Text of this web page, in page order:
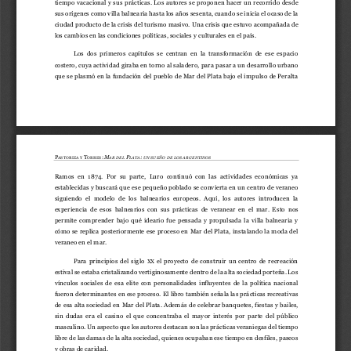
sus orígenes como villa balnearia hasta los años sesenta, cuando se inicia el ocaso de la
ciudad producto de la crisis del turismo masivo. Una crisis que estuvo acompañada de
los cambios en las condiciones políticas , sociales y culturales en el país.
Los  dos  primeros  capítulos  se  centran  en  la  transformación  de  ese  espacio
costero cuya actividad giraba en torno al saladero, para pasar a un desarrollo urbano
que se plasmó en la fundación del pueblo de Mar del Plata bajo el impulso de Peralta
PASTORIZA Y TORRES: MAR DEL PLATA : UN SUEÑO DE LOS ARGENTINOS
Ramos  en  1874.  Por  su  parte,  Luro continuó  con  las  actividades  económicas ya
establecidas y buscará que ese pequeño poblado se convierta en un centro de veraneo
siguiendo  el  modelo  de  los  balnearios  europeos.  Aquí
los  autores  introducen  la
experiencia  de esos balnearios con sus  prácticas  de  veranear  en  el  mar.  Esto nos
permite  comprender bajo  qué  ideario  fue  pensada y  propulsada la  villa  balnearia  y
cómo se replica posteriormente ese proceso en Mar del Plata, instalando la moda del
veraneo en el mar.
Para principios  del  siglo XX el  proyecto  de  construir  un  centro  de  recreación
estival se estaba cristalizando vertiginosamente dentro de la alta sociedad porteña . Los
vínculos  sociales  de esa  elite con  personalidades  influyentes  de  la  política  nacional
fueron determinantes en ese proceso. El libro también señala las prácticas recreativas
de esa alta sociedad en Mar del Plata . Además de celebrar banquetes, fiestas y bailes,
sin  dudas era  el  casino el  que concentraba  el  mayor  interés  por parte  del  público
masculino. Un aspecto que los autores destacan son las prácticas veraniegas del tiempo
libre de las damas de la alta sociedad, quienes ocupaban ese tiempo en desfiles, paseos
y obras de caridad.